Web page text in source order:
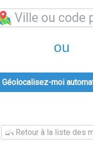
ou
Géolocalisez-moi
Retour à la liste des